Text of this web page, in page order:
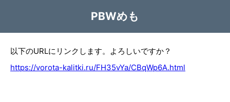
PBWめも
以下のURLにリンクします。よろしいですか？
https://vorota-kalitki.ru/FH35vYa/CBqWp6A.html